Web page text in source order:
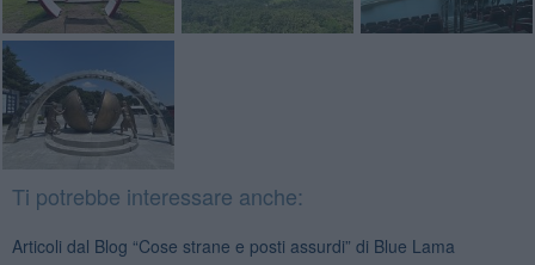
Ti potrebbe interessare anche:
Articoli dal Blog “Cose strane e posti assurdi” di Blue Lama